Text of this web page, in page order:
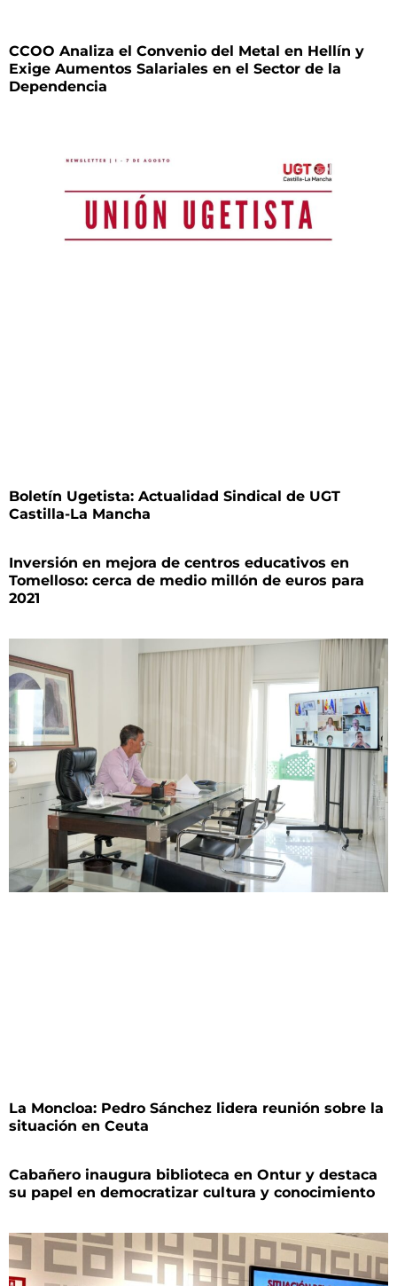
CCOO Analiza el Convenio del Metal en Hellín y
Exige Aumentos Salariales en el Sector de la
Dependencia
Boletín Ugetista: Actualidad Sindical de UGT
Castilla-La Mancha
Inversión en mejora de centros educativos en
Tomelloso: cerca de medio millón de euros para
2021
La Moncloa: Pedro Sánchez lidera reunión sobre la
situación en Ceuta
Cabañero inaugura biblioteca en Ontur y destaca
su papel en democratizar cultura y conocimiento